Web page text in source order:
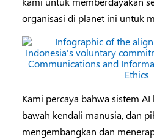
organisasi di planet ini untuk
Kami percaya bahwa sistem
bawah kendali manusia, dan
mengembangkan dan